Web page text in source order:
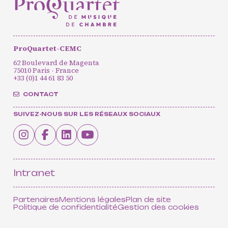
ProQuartet-CEMC
62 Boulevard de Magenta
75010 Paris - France
+33 (0)1 44 61 83 50
CONTACT
SUIVEZ-NOUS SUR LES RÉSEAUX SOCIAUX
Intranet
PartenairesMentions légalesPlan de site
Politique de confidentialitéGestion des cookies
Agenda
Vidéos des masterclasses
CONTACT
PETITES ANNONCES